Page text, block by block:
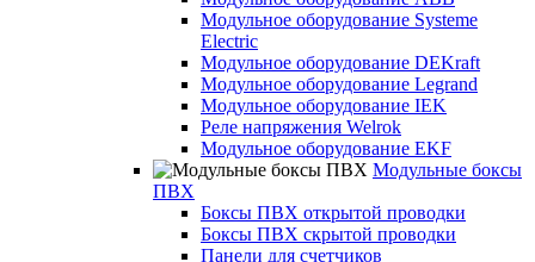
Модульное оборудование Systeme
Electric
Модульное оборудование DEKraft
Модульное оборудование Legrand
Модульное оборудование IEK
Реле напряжения Welrok
Модульное оборудование EKF
Модульные боксы
ПВХ
Боксы ПВХ открытой проводки
Боксы ПВХ скрытой проводки
Панели для счетчиков